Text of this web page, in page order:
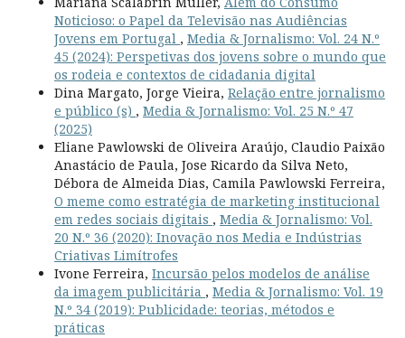
Noticioso: o Papel da Televisão nas Audiências
Jovens em Portugal , Media & Jornalismo: Vol. 24 N.º
45 (2024): Perspetivas dos jovens sobre o mundo que
os rodeia e contextos de cidadania digital
Dina Margato, Jorge Vieira, Relação entre jornalismo
e público (s) , Media & Jornalismo: Vol. 25 N.º 47
(2025)
Eliane Pawlowski de Oliveira Araújo, Claudio Paixão
Anastácio de Paula, Jose Ricardo da Silva Neto,
Débora de Almeida Dias, Camila Pawlowski Ferreira,
O meme como estratégia de marketing institucional
em redes sociais digitais , Media & Jornalismo: Vol.
20 N.º 36 (2020): Inovação nos Media e Indústrias
Criativas Limítrofes
Ivone Ferreira, Incursão pelos modelos de análise
da imagem publicitária , Media & Jornalismo: Vol. 19
N.º 34 (2019): Publicidade: teorias, métodos e
práticas